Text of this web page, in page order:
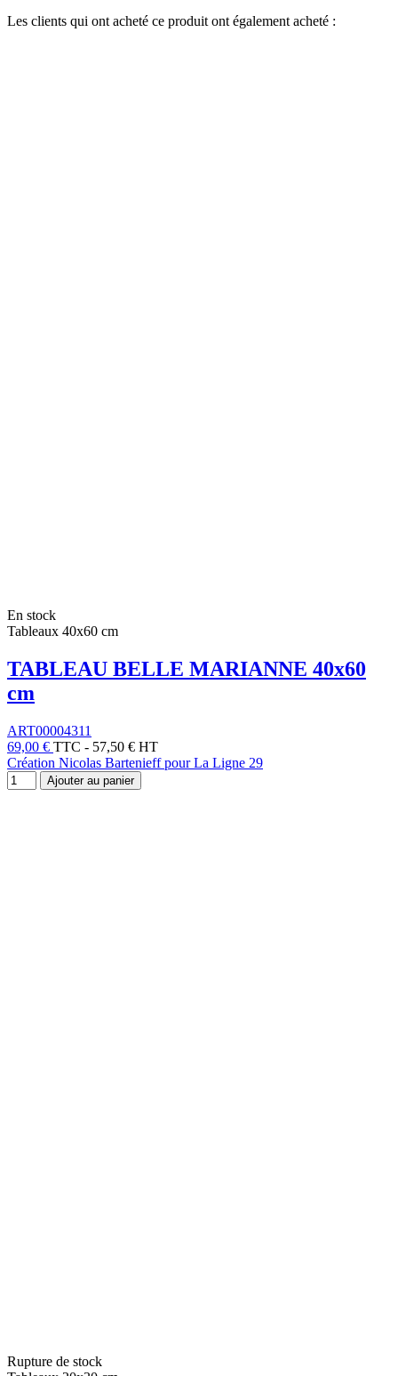
Les clients qui ont acheté ce produit ont également acheté :
En stock
Tableaux 40x60 cm
TABLEAU BELLE MARIANNE 40x60
cm
ART00004311
69,00 € TTC - 57,50 € HT
Création Nicolas Bartenieff pour La Ligne 29
Ajouter au panier
Rupture de stock